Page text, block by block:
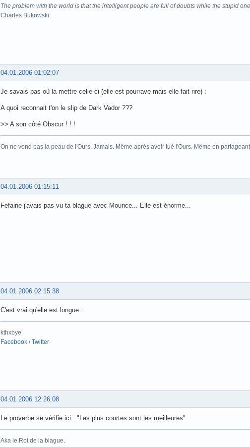
The problem with the world is that the intelligent people are full of doubts while the stupid
Charles Bukowski
04.01.2006 01:02:07
Je savais pas où la mettre celle-ci (elle est pourrave mais elle fait rire) :
A quoi reconnait t'on le slip de Dark Vador ???
>> A son côté Obscur ! ! !
On ne vend pas la peau de l'Ours. Jamais. Même après avoir tué l'Ours. Même en
04.01.2006 01:15:11
Fefaine j'avais pas vu ta blague avec Mourice... Elle est énorme...
04.01.2006 02:15:38
C'est vrai qu'elle est longue ..
kthxbye
Facebook /Twitter
04.01.2006 12:26:08
Le proverbe se vérifie ici : "Les plus courtes sont les meilleures"
Aka le Roi de la blague.